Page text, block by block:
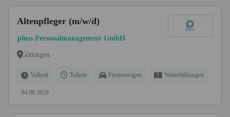
Altenpfleger (m/w/d)
pluss Personalmanagement GmbH
Göttingen
Vollzeit Teilzeit Firmenwagen Weiterbildungen
04.08.2026